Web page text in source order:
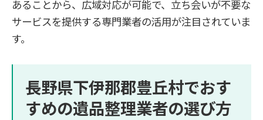
あることから、広域対応が可能で、立ち会いが不要な
サービスを提供する専門業者の活用が注目されていま
す。
長野県下伊那郡豊丘村でおす
すめの遺品整理業者の選び方